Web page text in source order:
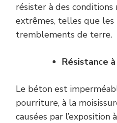
résister à des
extrêmes, telles que
tremblements de terre.
Résistance à
Le béton est
pourriture, à la
causées par l’exposition à